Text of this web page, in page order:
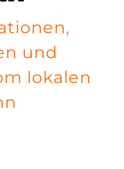
und
lokalen